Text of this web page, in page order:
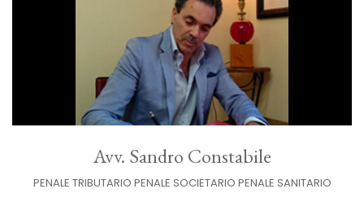
Avv. Sandro Constabile
PENALE TRIBUTARIO PENALE SOCIETARIO PENALE SANITARIO